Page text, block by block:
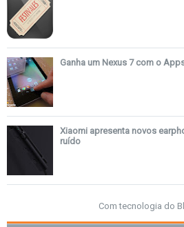
Ganha um Nexus 7 com o
Xiaomi apresenta novos
ruído
Com tecnologia do